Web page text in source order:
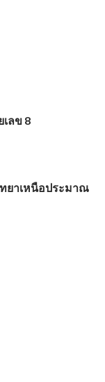
ลข 8
ยาเหนือประมาณ